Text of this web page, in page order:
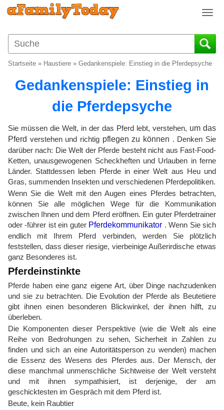
T
g
g
a
a
o
n
Startseite » Haustiere » Gedankenspiele: Einstieg in die Pferdepsyche
Gedankenspiele: Einstieg in
die Pferdepsyche
Sie müssen die Welt, in der das Pferd lebt, verstehen, um das
Pferd verstehen und richtig pflegen zu können . Denken Sie
darüber nach: Die Welt der Pferde besteht nicht aus Fast-Food-
Ketten, unausgewogenen Scheckheften und Urlauben in ferne
Länder. Stattdessen leben Pferde in einer Welt aus Heu und
Gras, summenden Insekten und verschiedenen Pferdepolitiken.
Wenn Sie die Welt mit den Augen eines Pferdes betrachten,
können Sie alle möglichen Wege für die Kommunikation
zwischen Ihnen und dem Pferd eröffnen. Ein guter Pferdetrainer
oder -führer ist ein guter Pferdekommunikator . Wenn Sie sich
endlich mit Ihrem Pferd verbinden, werden Sie plötzlich
feststellen, dass dieser riesige, vierbeinige Außerirdische etwas
ganz Besonderes ist.
Pferdeinstinkte
Pferde haben eine ganz eigene Art, über Dinge nachzudenken
und sie zu betrachten. Die Evolution der Pferde als Beutetiere
gibt ihnen einen besonderen Blickwinkel, der ihnen hilft, zu
überleben.
Die Komponenten dieser Perspektive (wie die Welt als eine
Reihe von Bedrohungen zu sehen, Sicherheit in Zahlen zu
finden und sich an eine Autoritätsperson zu wenden) machen
die Essenz des Wesens des Pferdes aus. Der Mensch, der
diese manchmal unmenschliche Sichtweise der Welt versteht
und mit ihnen sympathisiert, ist derjenige, der am
geschicktesten im Gespräch mit dem Pferd ist.
Beute, kein Raubtier